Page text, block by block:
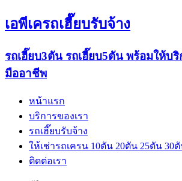
เอพีเครถเฮี๊ยบรับจ้าง
รถเฮี๊ยบ3ตัน รถเฮี๊ยบ5ตัน พร้อมให้บ
มืออาชีพ
หน้าแรก
บริการของเรา
รถเฮี๊ยบรับจ้าง
ให้เช่ารถเครน 10ตัน 20ตัน 25ตัน 30
ติดต่อเรา